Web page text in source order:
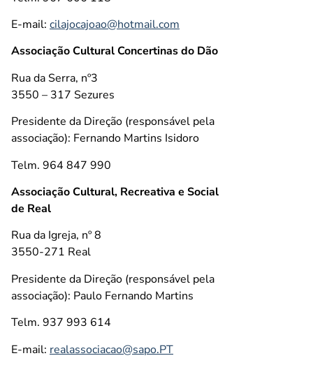
E-mail: cilajocajoao@hotmail.com
Associação Cultural Concertinas do Dão
Rua da Serra, nº3
3550 – 317 Sezures
Presidente da Direção (responsável pela
associação): Fernando Martins Isidoro
Telm. 964 847 990
Associação Cultural, Recreativa e Social
de Real
Rua da Igreja, nº 8
3550-271 Real
Presidente da Direção (responsável pela
associação): Paulo Fernando Martins
Telm. 937 993 614
E-mail: realassociacao@sapo.PT